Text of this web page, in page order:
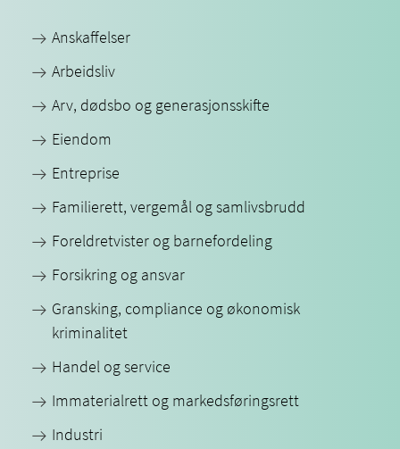
Anskaffelser
Arbeidsliv
Arv, dødsbo og generasjonsskifte
Eiendom
Entreprise
Familierett, vergemål og samlivsbrudd
Foreldretvister og barnefordeling
Forsikring og ansvar
Gransking, compliance og økonomisk
kriminalitet
Handel og service
Immaterialrett og markedsføringsrett
Industri